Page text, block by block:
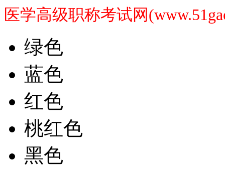
医学高级职称考试网
绿色
蓝色
红色
桃红色
黑色